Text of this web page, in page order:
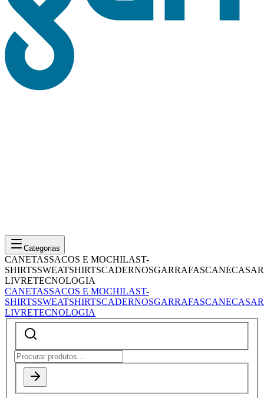
Categorias
CANETASSACOS E MOCHILAST-
SHIRTSSWEATSHIRTSCADERNOSGARRAFASCANECASAR
LIVRETECNOLOGIA
CANETASSACOS E MOCHILAST-
SHIRTSSWEATSHIRTSCADERNOSGARRAFASCANECASAR
LIVRETECNOLOGIA